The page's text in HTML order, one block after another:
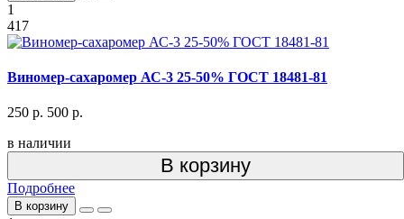
1
417
Виномер-сахаромер АС-3 25-50% ГОСТ 18481-81
250 р. 500 р.
в наличии
В корзину
Подробнее
В корзину